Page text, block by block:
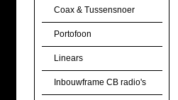
Coax & Tussensnoer
Portofoon
Linears
Inbouwframe CB radio's